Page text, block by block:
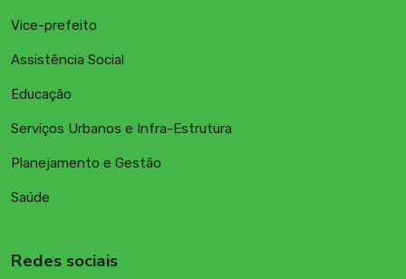
Vice-prefeito
Assistência Social
Educação
Serviços Urbanos e Infra-Estrutura
Planejamento e Gestão
Saúde
Redes sociais